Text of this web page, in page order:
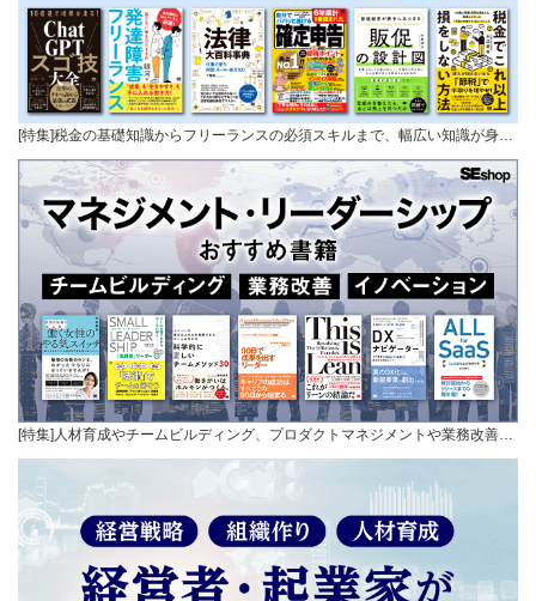
[特集]税金の基礎知識からフリーランスの必須スキルまで、幅広い知識が身…
[特集]人材育成やチームビルディング、プロダクトマネジメントや業務改善…